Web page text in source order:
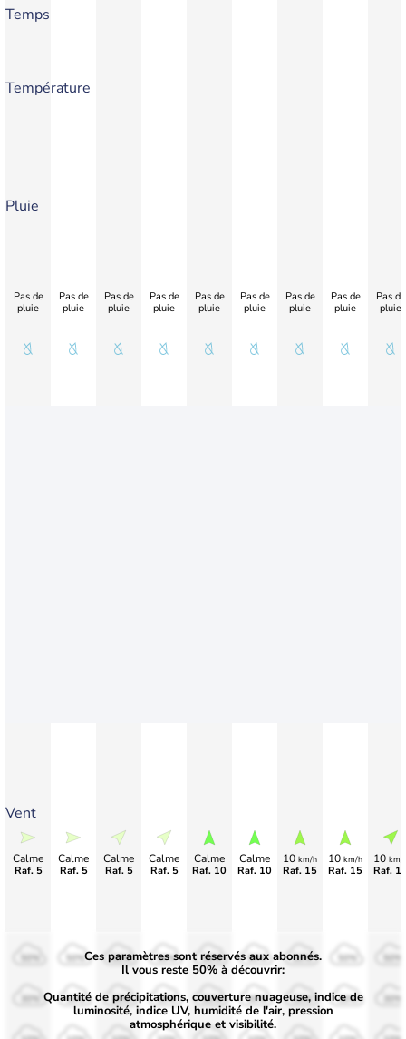
Temps
Température
Pluie
Vent
Pas de
pluie
Calme
Raf. 5
Pas de
pluie
Calme
Raf. 5
Pas de
pluie
Calme
Raf. 5
Pas de
pluie
Calme
Raf. 5
Pas de
pluie
Calme
Raf. 10
Pas de
pluie
Calme
Raf. 10
Pas de
pluie
10 km/h
Raf. 15
Pas de
pluie
10 km/h
Raf. 15
Pas de
pluie
10 km/
Raf.
50%
30%
50%
30%
50%
30%
50%
30%
50%
30%
50%
30%
50%
30%
Ces paramètres sont réservés aux abonnés.
Il vous reste 50% à découvrir:
Quantité de précipitations, couverture nuageuse, indice de
luminosité, indice UV, humidité de l'air, pression
atmosphérique et visibilité.